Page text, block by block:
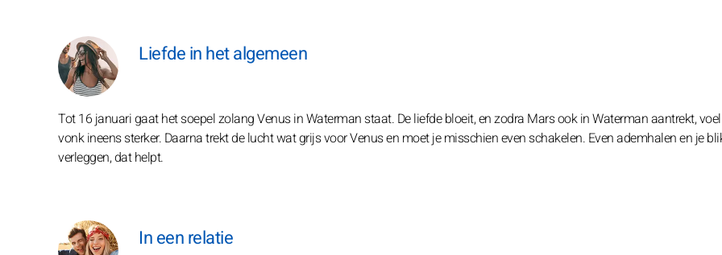
Liefde in het algemeen
Tot 16 januari gaat het soepel zolang Venus in Waterman staat. De liefde bloeit, en zodra Mars ook in Waterman aantrekt,
vonk ineens sterker. Daarna trekt de lucht wat grijs voor Venus en moet je misschien even schakelen. Even ademhalen en je
verleggen, dat helpt.
In een relatie